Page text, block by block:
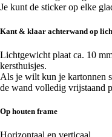
Je kunt de sticker op elke
Kant & klaar achterwand op
Lichtgewicht plaat ca. 10
kersthuisjes.
Als je wilt kun je kartonnen
de wand volledig vrijstaand
Op houten frame